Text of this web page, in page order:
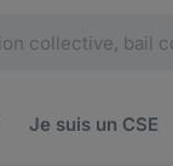
Je suis un CSE